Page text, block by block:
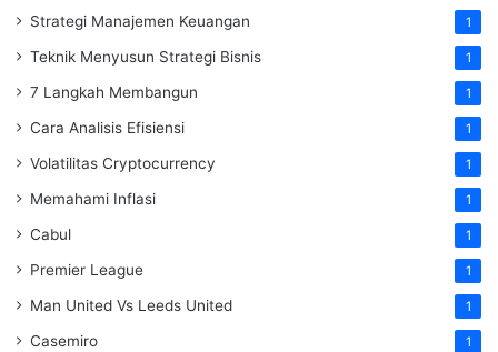
Strategi Manajemen Keuangan 1
Teknik Menyusun Strategi Bisnis 1
7 Langkah Membangun 1
Cara Analisis Efisiensi 1
Volatilitas Cryptocurrency 1
Memahami Inflasi 1
Cabul 1
Premier League 1
Man United Vs Leeds United 1
Casemiro 1